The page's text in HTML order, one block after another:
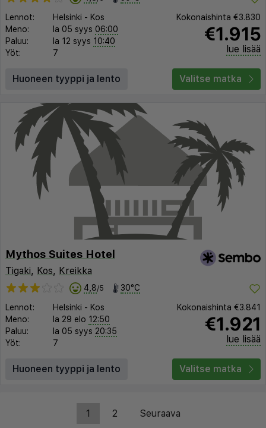
Lennot: Helsinki - Kos
Meno:
la 05 syys 06:00
Paluu:
la 12 syys 10:40
Yöt:
7
Kokonaishinta €3.830
€1.915
lue lisää
Huoneen tyyppi ja lento Valitse matka
Mythos Suites Hotel
Tigaki, Kos, Kreikka
4,8/5 30°C
Lennot: Helsinki - Kos
Meno:
la 29 elo 12:50
Paluu:
la 05 syys 20:35
Yöt:
7
Kokonaishinta €3.841
€1.921
lue lisää
Huoneen tyyppi ja lento Valitse matka
1 2 Seuraava